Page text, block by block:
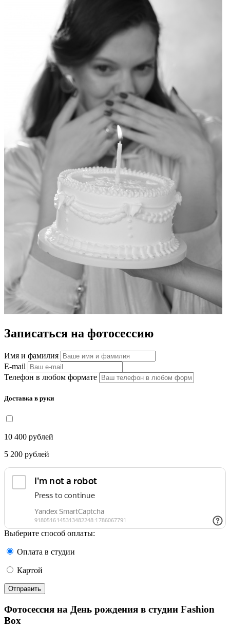
Записаться на фотосессию
Имя и фамилия
E-mail
Телефон в любом формате
Доставка в руки
10 400 рублей
5 200 рублей
Выберите способ оплаты:
Оплата в студии
Картой
Отправить
Фотосессия на День рождения в студии Fashion
Box